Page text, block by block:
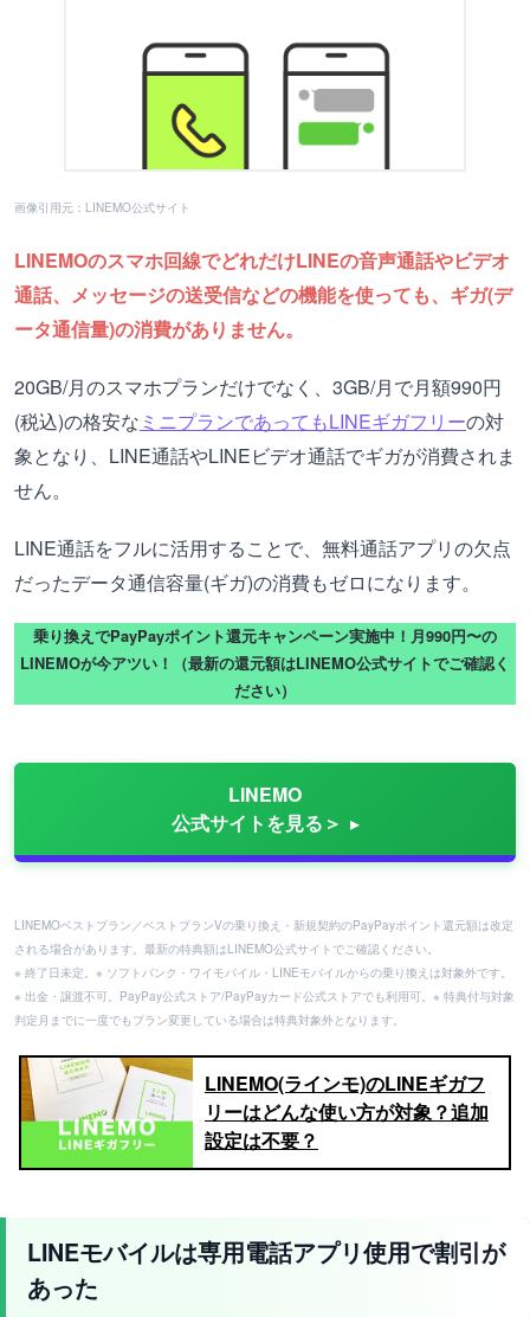
画像引用元：LINEMO公式サイト
LINEMOのスマホ回線でどれだけLINEの音声通話やビデオ
通話、メッセージの送受信などの機能を使っても、ギガ(デ
ータ通信量)の消費がありません。
20GB/月のスマホプランだけでなく、3GB/月で月額990円
(税込)の格安な ミニプランであってもLINEギガフリーの対
象となり、LINE通話やLINEビデオ通話でギガが消費されま
せん。
LINE通話をフルに活用することで、無料通話アプリの欠点
だったデータ通信容量(ギガ)の消費もゼロになります。
乗り換えでPayPayポイント還元キャンペーン実施中！月990円〜の
LINEMOが今アツい！（最新の還元額はLINEMO公式サイトでご確認く
ださい）
LINEMO
公式サイトを見る＞
LINEMOベストプラン／ベストプランVの乗り換え・新規契約のPayPayポイント還元額は改定
される場合があります。最新の特典額はLINEMO公式サイトでご確認ください。
※ 終了日未定。※ ソフトバンク・ワイモバイル・LINEモバイルからの乗り換えは対象外です。
※ 出金・譲渡不可。PayPay公式ストア/PayPayカード公式ストアでも利用可。※ 特典付与対象
判定月までに一度でもプラン変更している場合は特典対象外となります。
LINEMO(ラインモ)のLINEギガフ
リーはどんな使い方が対象？追加
設定は不要？
LINEモバイルは専用電話アプリ使用で割引が
あった